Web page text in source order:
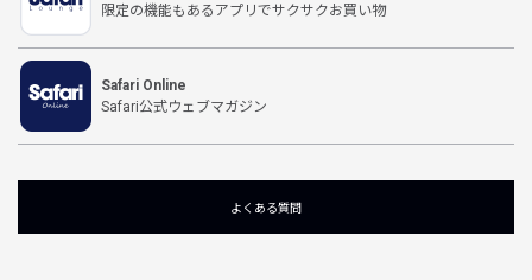
限定の機能もあるアプリでサクサクお買い物
Safari Online
Safari公式ウェブマガジン
よくある質問